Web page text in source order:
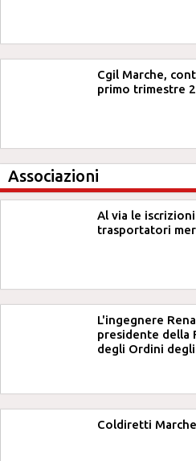
Cgil Marche,
primo trimestre
Associazioni
Al via le
trasportatori
L'ingegnere
presidente della
degli Ordini
Coldiretti